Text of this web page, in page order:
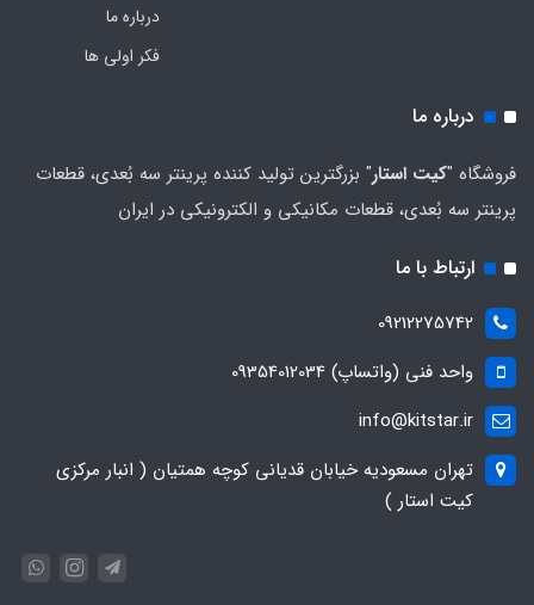
درباره ما
فکر اولی ها
درباره ما
فروشگاه "کیت استار" بزرگترین تولید کننده پرینتر سه بُعدی، قطعات
پرینتر سه بُعدی، قطعات مکانیکی و الکترونیکی در ایران
ارتباط با ما
09212275742
واحد فنی (واتساپ) 09354012034
info@kitstar.ir
تهران مسعودیه خیابان قدیانی کوچه همتیان ( انبار مرکزی
کیت استار )